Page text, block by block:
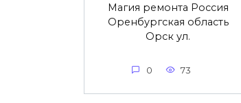
Магия ремонта Россия
Оренбургская область
Орск ул.
0 73